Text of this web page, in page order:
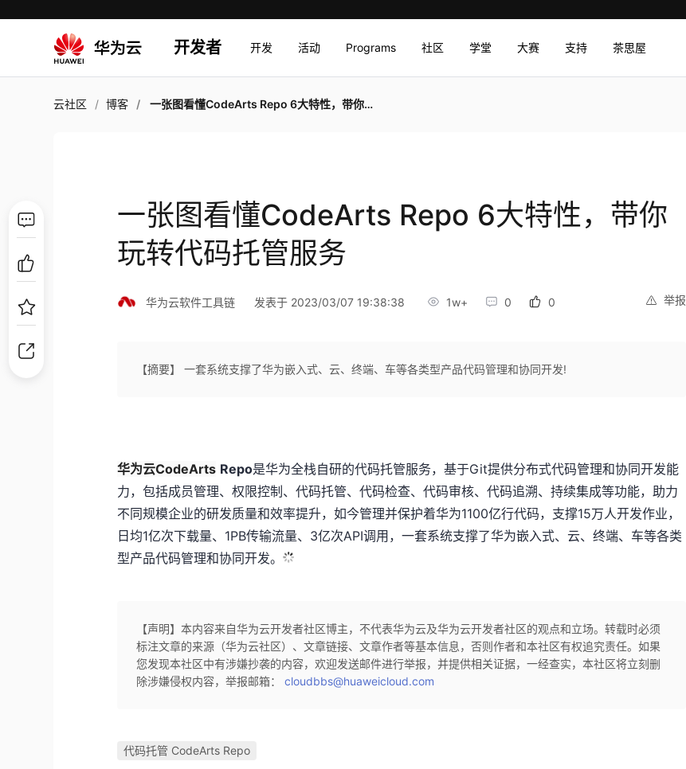
开发者 开发 活动 Programs 社区 学堂 大赛 支持 茶思屋
云社区 博客 一张图看懂CodeArts Repo 6大特性，带你玩转代码托管服务
一张图看懂CodeArts Repo 6大特性，带你
玩转代码托管服务
举报
华为云软件工具链 发表于 2023/03/07 19:38:38 1w+ 0 0
【摘要】 一套系统支撑了华为嵌入式、云、终端、车等各类型产品代码管理和协同开发!
华为云CodeArts Repo是华为全栈自研的代码托管服务，基于Git提供分布式代码管理和协同开发能
力，包括成员管理、权限控制、代码托管、代码检查、代码审核、代码追溯、持续集成等功能，助力
不同规模企业的研发质量和效率提升，如今管理并保护着华为1100亿行代码，支撑15万人开发作业，
日均1亿次下载量、1PB传输流量、3亿次API调用，一套系统支撑了华为嵌入式、云、终端、车等各类
型产品代码管理和协同开发。
【声明】本内容来自华为云开发者社区博主，不代表华为云及华为云开发者社区的观点和立场。转载时必须
标注文章的来源（华为云社区）、文章链接、文章作者等基本信息，否则作者和本社区有权追究责任。如果
您发现本社区中有涉嫌抄袭的内容，欢迎发送邮件进行举报，并提供相关证据，一经查实，本社区将立刻删
除涉嫌侵权内容，举报邮箱：cloudbbs@huaweicloud.com
代码托管 CodeArts Repo